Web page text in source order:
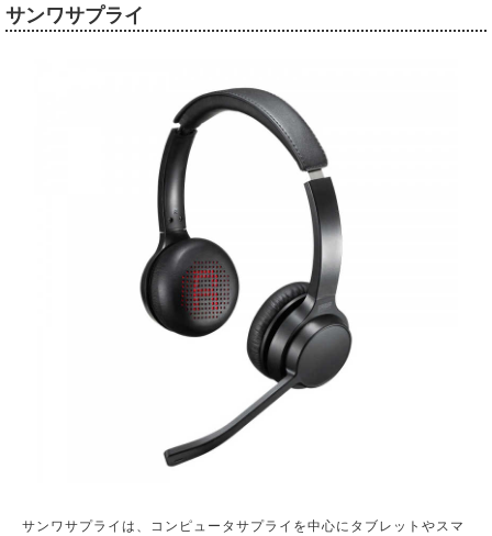
サンワサプライ
サンワサプライは、コンピュータサプライを中心にタブレットやスマ